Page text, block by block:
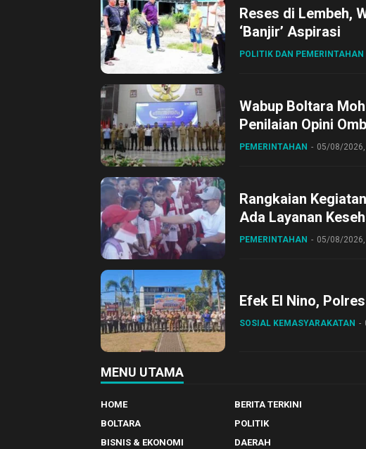
Reses di Lembeh,
‘Banjir’ Aspirasi
POLITIK DAN PEMERINTAHAN
Wabup Boltara
Penilaian Opini
Gubernur Sulut
PEMERINTAHAN 05/08/2026,
Rangkaian
Ada Layanan
Sirajudin Lasena
PEMERINTAHAN 05/08/
Efek El Nino,
SOSIAL KEMASYARAKATAN
MENU UTAMA
HOME BERITA TERKINI
BOLTARA
POLITIK
BISNIS & EKONOMI
DAERAH